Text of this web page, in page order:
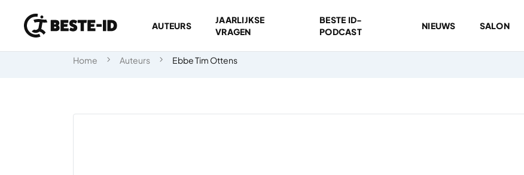
Ga naar inhoud
AUTEURS
JAARLIJKSE
VRAGEN
BESTE ID-
PODCAST
NIEUWS SALON
Home Auteurs Ebbe Tim Ottens